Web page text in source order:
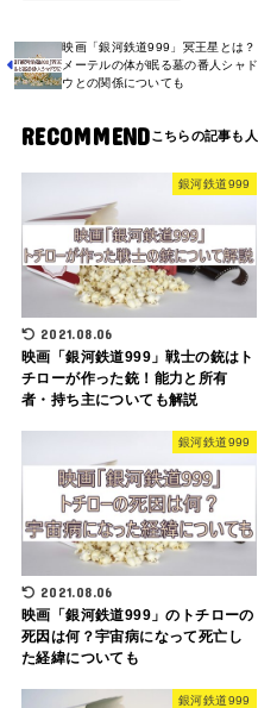
映画「銀河鉄道999」冥王星とは？
メーテルの体が眠る墓の番人シャド
ウとの関係についても
RECOMMEND
銀河鉄道999
2021.08.06
映画「銀河鉄道999」戦士の銃はト
チローが作った銃！能力と所有
者・持ち主についても解説
銀河鉄道999
2021.08.06
映画「銀河鉄道999」のトチローの
死因は何？宇宙病になって死亡し
た経緯についても
銀河鉄道999